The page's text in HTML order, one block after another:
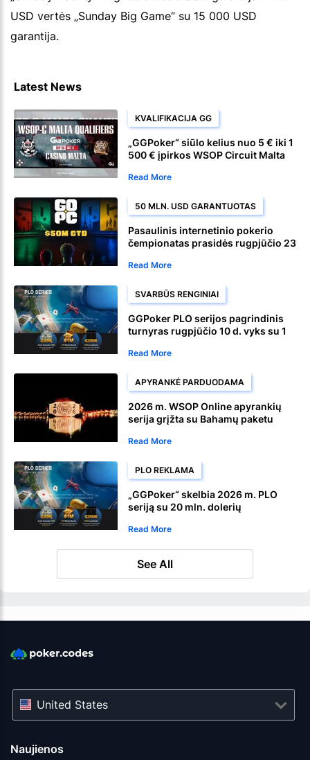
USD vertės „Sunday Big Game“ su 15 000 USD
garantija.
Latest News
KVALIFIKACIJA GG
„GGPoker“ siūlo kelius nuo 5 € iki 1
500 € įpirkos WSOP Circuit Malta
Read More
50 MLN. USD GARANTUOTAS
Pasaulinis internetinio pokerio
čempionatas prasidės rugpjūčio 23
Read More
SVARBŪS RENGINIAI
GGPoker PLO serijos pagrindinis
turnyras rugpjūčio 10 d. vyks su 1
Read More
APYRANKĖ PARDUODAMA
2026 m. WSOP Online apyrankių
serija grįžta su Bahamų paketu
Read More
PLO REKLAMA
„GGPoker“ skelbia 2026 m. PLO
seriją su 20 mln. dolerių
Read More
See All
Naujienos
United States